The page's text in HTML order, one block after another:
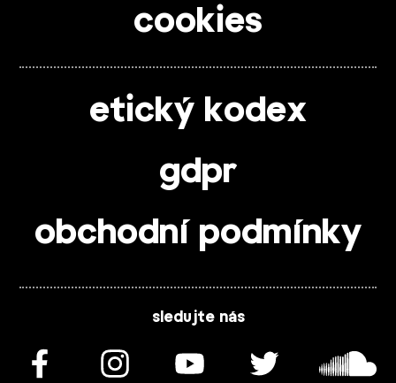
cookies
etický kodex
gdpr
obchodní podmínky
sledujte nás